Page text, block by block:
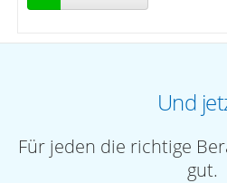
Und
Für jeden die richtige
gut.